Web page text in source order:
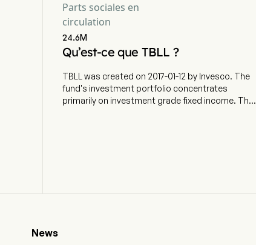
Parts sociales en
circulation
24.6M
Qu’est-ce que TBLL ?
TBLL was created on 2017-01-12 by Invesco. The
fund's investment portfolio concentrates
primarily on investment grade fixed income. The
News